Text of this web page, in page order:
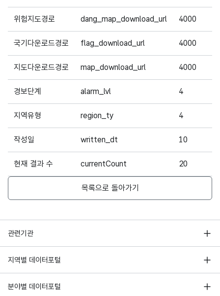
위험지도경로 dang_map_download_url 4000
국기다운로드경로 flag_download_url 4000
지도다운로드경로 map_download_url 4000
경보단계 alarm_lvl 4
지역유형 region_ty 4
작성일 written_dt 10
현재 결과 수 currentCount 20
목록으로 돌아가기
관련기관
행정안전부
한국지능정보사회진흥원
국가정보자원관리원
지역별 데이터포털
서울 열린데이터광장
경기데이터드림
분야별 데이터포털
기상자료개방포털